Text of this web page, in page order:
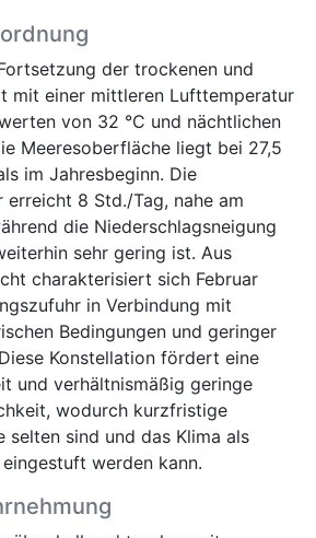
der trockenen und
mit einer mittleren Lufttemperatur
von 32 °C und nächtlichen
Meeresoberfläche liegt bei 27,5
im Jahresbeginn. Die
erreicht 8 Std./Tag, nahe am
die Niederschlagsneigung
sehr gering ist. Aus
charakterisiert sich Februar
in Verbindung mit
Bedingungen und geringer
Konstellation fördert eine
und verhältnismäßig geringe
wodurch kurzfristige
selten sind und das Klima als
werden kann.